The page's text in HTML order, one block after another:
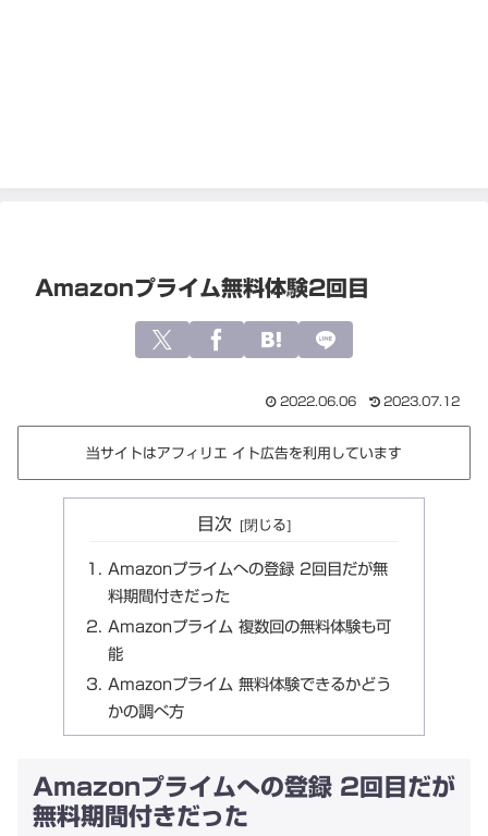
Amazonプライム無料体験2回目
2022.06.06 2023.07.12
当サイトはアフィリエ イト広告を利用しています
目次
Amazonプライムへの登録 2回目だが無
料期間付きだった
Amazonプライム 複数回の無料体験も可
能
Amazonプライム 無料体験できるかどう
かの調べ方
Amazonプライムへの登録 2回目だが
無料期間付きだった